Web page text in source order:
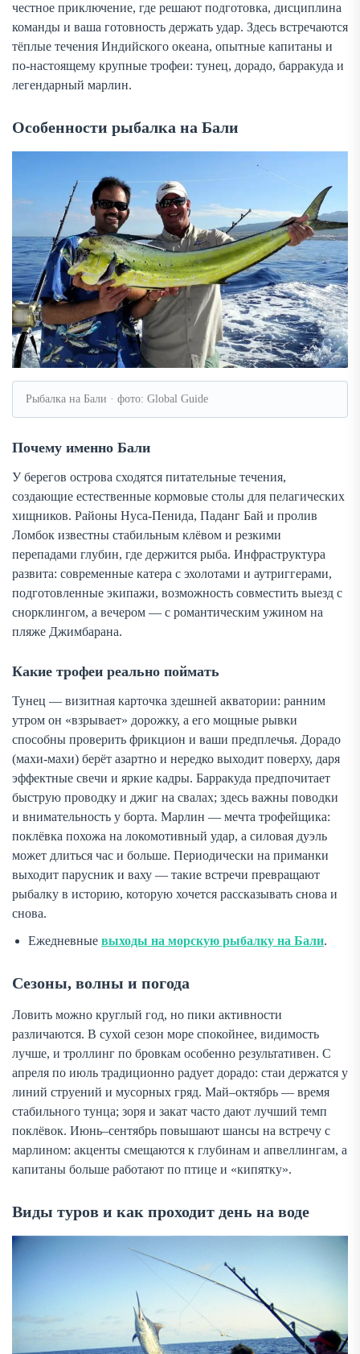
честное приключение, где решают подготовка, дисциплина
команды и ваша готовность держать удар. Здесь встречаются
тёплые течения Индийского океана, опытные капитаны и
по-настоящему крупные трофеи: тунец, дорадо, барракуда и
легендарный марлин.
Особенности рыбалка на Бали
Рыбалка на Бали · фото: Global Guide
Почему именно Бали
У берегов острова сходятся питательные течения,
создающие естественные кормовые столы для пелагических
хищников. Районы Нуса-Пенида, Паданг Бай и пролив
Ломбок известны стабильным клёвом и резкими
перепадами глубин, где держится рыба. Инфраструктура
развита: современные катера с эхолотами и аутриггерами,
подготовленные экипажи, возможность совместить выезд с
снорклингом, а вечером — с романтическим ужином на
пляже Джимбарана.
Какие трофеи реально поймать
Тунец — визитная карточка здешней акватории: ранним
утром он «взрывает» дорожку, а его мощные рывки
способны проверить фрикцион и ваши предплечья. Дорадо
(махи-махи) берёт азартно и нередко выходит поверху, даря
эффектные свечи и яркие кадры. Барракуда предпочитает
быструю проводку и джиг на свалах; здесь важны поводки
и внимательность у борта. Марлин — мечта трофейщика:
поклёвка похожа на локомотивный удар, а силовая дуэль
может длиться час и больше. Периодически на приманки
выходит парусник и ваху — такие встречи превращают
рыбалку в историю, которую хочется рассказывать снова и
снова.
Ежедневные выходы на морскую рыбалку на Бали.
Сезоны, волны и погода
Ловить можно круглый год, но пики активности
различаются. В сухой сезон море спокойнее, видимость
лучше, и троллинг по бровкам особенно результативен. С
апреля по июль традиционно радует дорадо: стаи держатся у
линий струений и мусорных гряд. Май–октябрь — время
стабильного тунца; зоря и закат часто дают лучший темп
поклёвок. Июнь–сентябрь повышают шансы на встречу с
марлином: акценты смещаются к глубинам и апвеллингам, а
капитаны больше работают по птице и «кипятку».
Виды туров и как проходит день на воде